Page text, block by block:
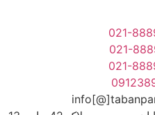
021-
021-
021-